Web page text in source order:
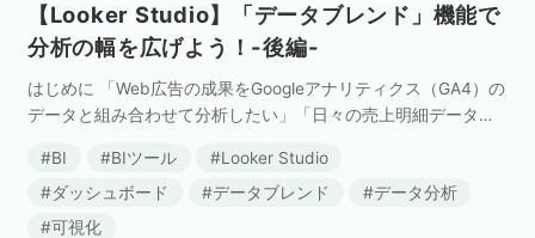
【Looker Studio】「データブレンド」機能で
分析の幅を広げよう！-後編-
はじめに 「Web広告の成果をGoogleアナリティクス（GA4）の
データと組み合わせて分析したい」「日々の売上明細データか
悩みはありませんか？ これらの課題は、L […]
BI BIツール
Looker Studio
ダッシュボード
データブレンド
データ分析
可視化